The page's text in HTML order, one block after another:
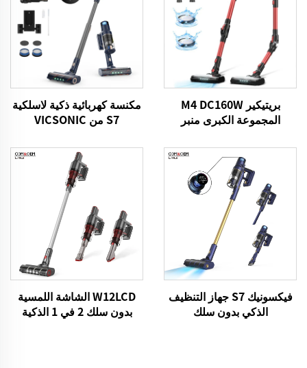
بريتيكير M4 DC160W
المجموعة الكبرى منبر
منزل الأرضية السجادة
مكنسة كهربائية ذكية لاسلكية
S7 من VICSONIC
LED لتنظيف الأرضيات تلقائيًا
فيكسونيك S7 جهاز التنظيف
الذكي بدون سلك
W12LCD الشاشة اللمسية
بدون سلك 2 في 1 الذكية